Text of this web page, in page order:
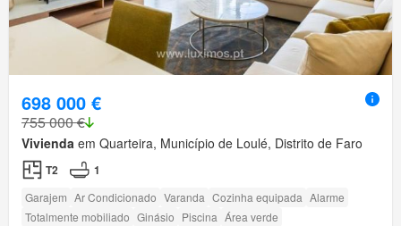
698 000 €
755 000 €
Vivienda em Quarteira, Município de Loulé, Distrito de Faro
T2 1
Garajem Ar Condicionado Varanda Cozinha equipada Alarme
Totalmente mobiliado Ginásio Piscina Área verde